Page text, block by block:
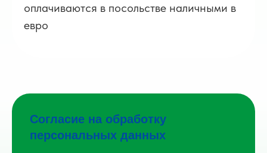
оплачиваются в посольстве наличными в
евро
Согласие на обработку
персональных данных